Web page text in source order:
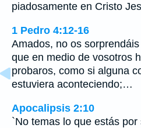
piadosamente en Cristo
1 Pedro 4:12-16
Amados, no os
que en medio de vosotros
probaros, como si alguna
estuviera aconteciendo;…
Apocalipsis 2:10
`No temas lo que estás